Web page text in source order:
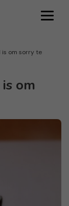
is om sorry te
om